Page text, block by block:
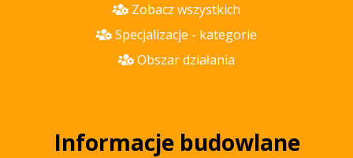
Zobacz wszystkich
Specjalizacje - kategorie
Obszar działania
Informacje budowlane